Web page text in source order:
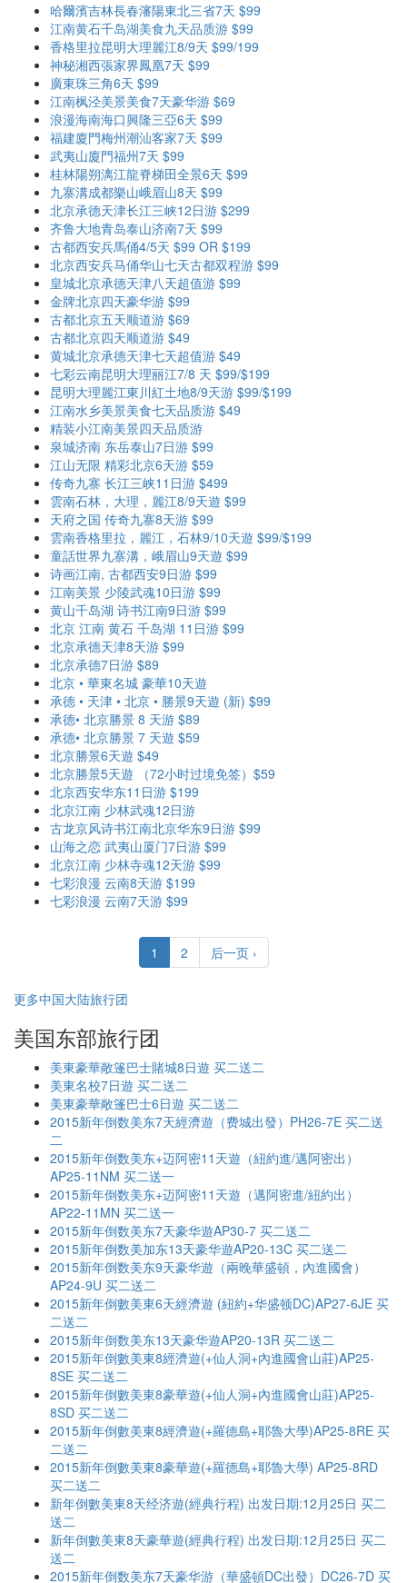
哈爾濱吉林長春瀋陽東北三省7天 $99
江南黄石千岛湖美食九天品质游 $99
香格里拉昆明大理麗江8/9天 $99/199
神秘湘西張家界鳳凰7天 $99
廣東珠三角6天 $99
江南枫泾美景美食7天豪华游 $69
浪漫海南海口興隆三亞6天 $99
福建廈門梅州潮汕客家7天 $99
武夷山廈門福州7天 $99
桂林陽朔漓江龍脊梯田全景6天 $99
九寨溝成都樂山峨眉山8天 $99
北京承德天津长江三峡12日游 $299
齐鲁大地青岛泰山济南7天 $99
古都西安兵馬俑4/5天 $99 OR $199
北京西安兵马俑华山七天古都双程游 $99
皇城北京承德天津八天超值游 $99
金牌北京四天豪华游 $99
古都北京五天顺道游 $69
古都北京四天顺道游 $49
黄城北京承德天津七天超值游 $49
七彩云南昆明大理丽江7/8 天 $99/$199
昆明大理麗江東川紅土地8/9天游 $99/$199
江南水乡美景美食七天品质游 $49
精装小江南美景四天品质游
泉城济南 东岳泰山7日游 $99
江山无限 精彩北京6天游 $59
传奇九寨 长江三峡11日游 $499
雲南石林，大理，麗江8/9天遊 $99
天府之国 传奇九寨8天游 $99
雲南香格里拉，麗江，石林9/10天遊 $99/$199
童話世界九寨溝，峨眉山9天遊 $99
诗画江南, 古都西安9日游 $99
江南美景 少陵武魂10日游 $99
黄山千岛湖 诗书江南9日游 $99
北京 江南 黄石 千岛湖 11日游 $99
北京承德天津8天游 $99
北京承德7日游 $89
北京 • 華東名城 豪華10天遊
承德 • 天津 • 北京 • 勝景9天遊 (新) $99
承德• 北京勝景 8 天游 $89
承德• 北京勝景 7 天遊 $59
北京勝景6天遊 $49
北京勝景5天遊 （72小时过境免签）$59
北京西安华东11日游 $199
北京江南 少林武魂12日游
古龙京风诗书江南北京华东9日游 $99
山海之恋 武夷山厦门7日游 $99
北京江南 少林寺魂12天游 $99
七彩浪漫 云南8天游 $199
七彩浪漫 云南7天游 $99
1 2 后一页 ›
更多中国大陆旅行团
美国东部旅行团
美東豪華敞篷巴士賭城8日遊 买二送二
美東名校7日遊 买二送二
美東豪華敞篷巴士6日遊 买二送二
2015新年倒数美东7天經濟遊（费城出發）PH26-7E 买二送
二
2015新年倒数美东+迈阿密11天遊（紐約進/邁阿密出）
AP25-11NM 买二送一
2015新年倒数美东+迈阿密11天遊（邁阿密進/紐約出）
AP22-11MN 买二送一
2015新年倒数美东7天豪华遊AP30-7 买二送二
2015新年倒数美加东13天豪华遊AP20-13C 买二送二
2015新年倒数美东9天豪华遊（兩晚華盛頓，內進國會）
AP24-9U 买二送二
2015新年倒數美東6天經濟遊 (紐約+华盛顿DC)AP27-6JE 买
二送二
2015新年倒数美东13天豪华遊AP20-13R 买二送二
2015新年倒數美東8經濟遊(+仙人洞+內進國會山莊)AP25-
8SE 买二送二
2015新年倒數美東8豪華遊(+仙人洞+內進國會山莊)AP25-
8SD 买二送二
2015新年倒數美東8經濟遊(+羅德島+耶魯大學)AP25-8RE 买
二送二
2015新年倒數美東8豪華遊(+羅德島+耶魯大學) AP25-8RD
买二送二
新年倒數美東8天经济遊(經典行程) 出发日期:12月25日 买二
送二
新年倒數美東8天豪華遊(經典行程) 出发日期:12月25日 买二
送二
2015新年倒数美东7天豪华游（華盛頓DC出發）DC26-7D 买